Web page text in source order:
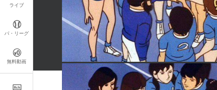
ライブ
パ・リーグ
無料動画